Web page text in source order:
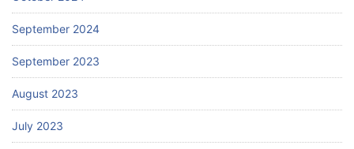
September 2024
September 2023
August 2023
July 2023